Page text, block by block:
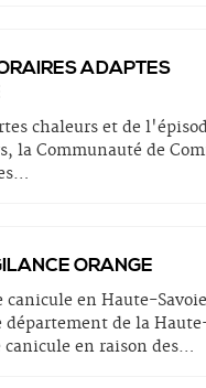
ADAPTES
chaleurs et de
la Communauté de
…
ORANGE
canicule en Haute-
département de la
en raison des…